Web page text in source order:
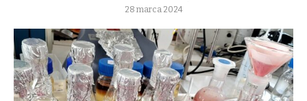
28 marca 2024